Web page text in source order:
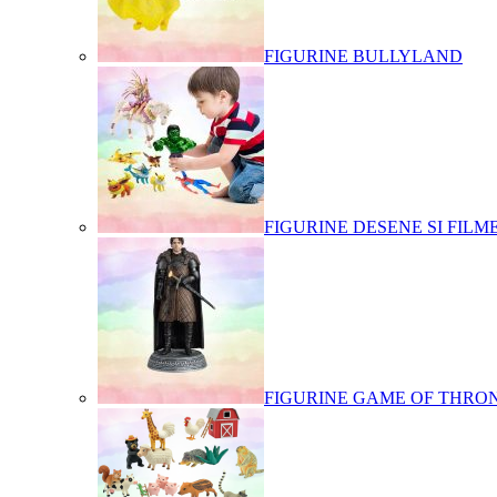
FIGURINE BULLYLAND
FIGURINE DESENE SI
FIGURINE GAME OF